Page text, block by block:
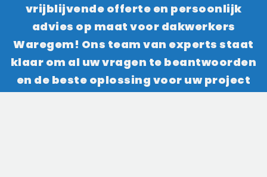
vrijblijvende offerte en persoonlijk
advies op maat voor dakwerkers
Waregem! Ons team van experts staat
klaar om al uw vragen te beantwoorden
en de beste oplossing voor uw project